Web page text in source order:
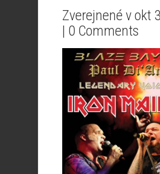
Zverejnené v okt
| 0 Comments